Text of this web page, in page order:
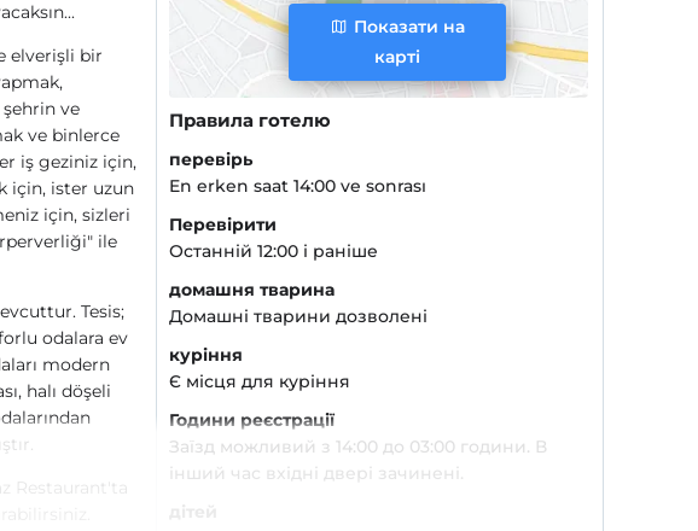
elverişli bir
ve
ve binlerce
iş geziniz için,
için, ister uzun
için, sizleri
ile
Tesis;
odalara ev
modern
halı döşeli
Restaurant'ta
Показати на
карті
Правила готелю
перевірь
En erken saat 14:00 ve sonrası
Перевірити
Останній 12:00 і раніше
домашня тварина
Домашні тварини дозволені
куріння
Є місця для куріння
Години реєстрації
Заїзд можливий з 14:00 до 03:00 години. В
інший час вхідні двері зачинені.